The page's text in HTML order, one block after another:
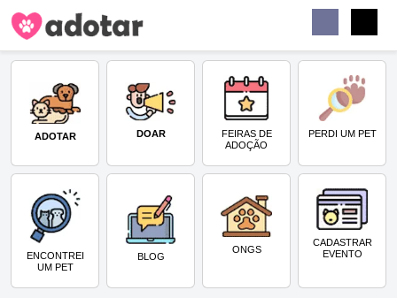
ADOTAR DOAR
FEIRAS DE
ADOÇÃO
PERDI UM PET
ENCONTREI
UM PET
BLOG
ONGS
CADASTRAR
EVENTO